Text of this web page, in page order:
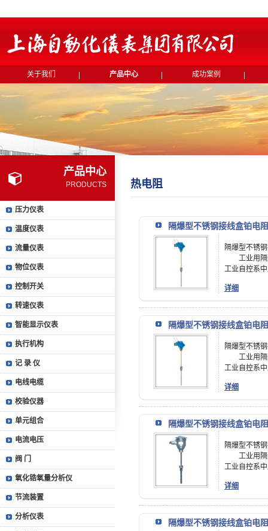
关于我们 产品中心 成功案例
产品中心
PRODUCTS
压力仪表
温度仪表
流量仪表
物位仪表
控制开关
转速仪表
智能显示仪表
执行机构
记 录 仪
电线电缆
校验仪器
单元组合
电流电压
阀 门
氧化锆氧量分析仪
节流装置
分析仪表
热电阻
隔爆型不锈钢接线盒铂电
隔爆型不锈
工业用隔
工业自控系
详细
隔爆型不锈钢接线盒铂电
隔爆型不锈
工业用隔
工业自控系
详细
隔爆型不锈钢接线盒铂电
隔爆型不锈
工业用隔
工业自控系
详细
隔爆型不锈钢接线盒铂电